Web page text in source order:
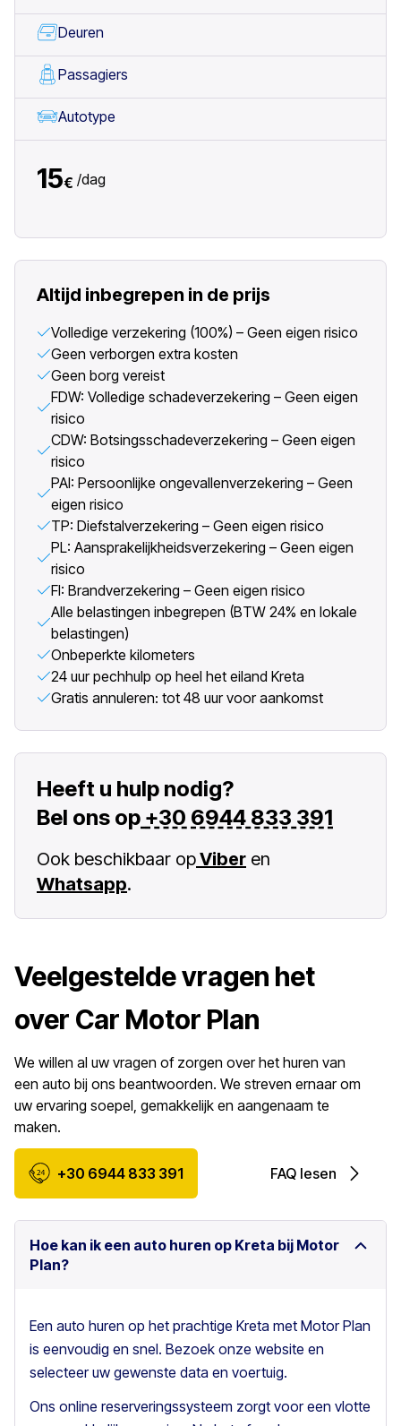
Deuren
Passagiers
Autotype
15€ /dag
Altijd inbegrepen in de prijs
Volledige verzekering (100%) – Geen eigen risico
Geen verborgen extra kosten
Geen borg vereist
FDW: Volledige schadeverzekering – Geen eigen
risico
CDW: Botsingsschadeverzekering – Geen eigen
risico
PAI: Persoonlijke ongevallenverzekering – Geen
eigen risico
TP: Diefstalverzekering – Geen eigen risico
PL: Aansprakelijkheidsverzekering – Geen eigen
risico
FI: Brandverzekering – Geen eigen risico
Alle belastingen inbegrepen (BTW 24% en lokale
belastingen)
Onbeperkte kilometers
24 uur pechhulp op heel het eiland Kreta
Gratis annuleren: tot 48 uur voor aankomst
Heeft u hulp nodig?
Bel ons op +30 6944 833 391
Ook beschikbaar opViber en
Whatsapp.
Veelgestelde vragen het
over Car Motor Plan
We willen al uw vragen of zorgen over het huren van
een auto bij ons beantwoorden. We streven ernaar om
uw ervaring soepel, gemakkelijk en aangenaam te
maken.
+30 6944 833 391 FAQ lesen
Hoe kan ik een auto huren op Kreta bij Motor
Plan?
Een auto huren op het prachtige Kreta met Motor Plan
is eenvoudig en snel. Bezoek onze website en
selecteer uw gewenste data en voertuig.
Ons online reserveringssysteem zorgt voor een vlotte